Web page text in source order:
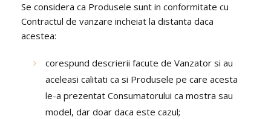
Se considera ca Produsele sunt in conformitate cu
Contractul de vanzare incheiat la distanta daca
acestea:
corespund descrierii facute de Vanzator si au
aceleasi calitati ca si Produsele pe care acesta
le-a prezentat Consumatorului ca mostra sau
model, dar doar daca este cazul;